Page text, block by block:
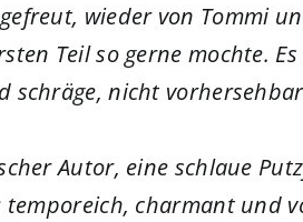
wieder von Tommi
Teil so gerne mochte.
schräge, nicht
Autor, eine schlaue
temporeich, charmant und